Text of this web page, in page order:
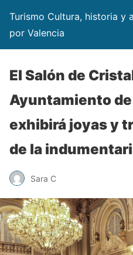
Turismo Cultura, historia y
por Valencia
El Salón de
Ayuntamiento
exhibirá joyas y
de la
Sara C